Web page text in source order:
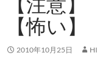
【怖い】
2010年10月25日